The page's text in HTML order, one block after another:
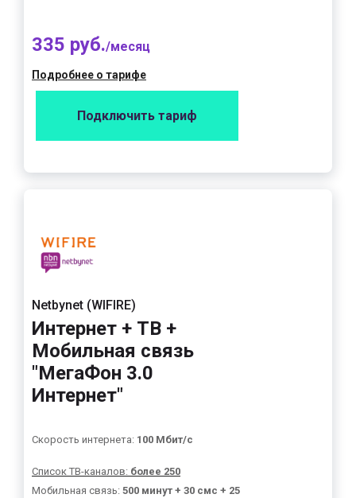
335 руб./месяц
Подробнее о тарифе
Подключить тариф
Netbynet (WIFIRE)
Интернет + ТВ +
Мобильная связь
"МегаФон 3.0
Интернет"
Скорость интернета: 100 Мбит/с
Список ТВ-каналов: более 250
Мобильная связь: 500 минут + 30 смс + 25